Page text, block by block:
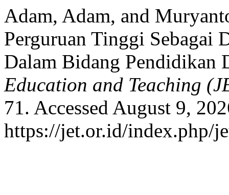
Adam, Adam, and
Perguruan Tinggi Sebagai
Dalam Bidang Pendidikan
Education and Teaching
71. Accessed August 9,
https://jet.or.id/index.php/